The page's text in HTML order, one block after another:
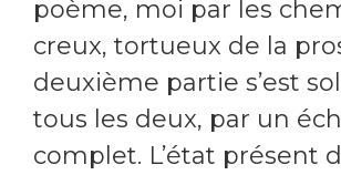
poème, moi par les
creux, tortueux de la
deuxième partie s’est
tous les deux, par un
complet. L’état présent